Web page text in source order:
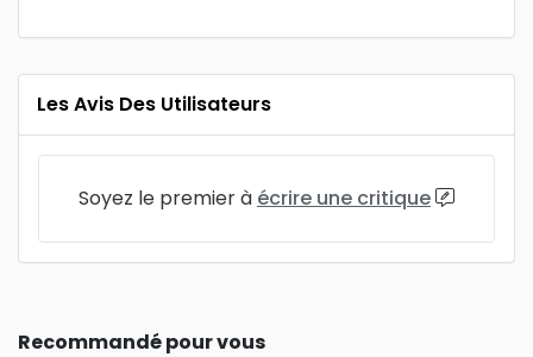
Les Avis Des Utilisateurs
Soyez le premier à écrire une critique
Recommandé pour vous